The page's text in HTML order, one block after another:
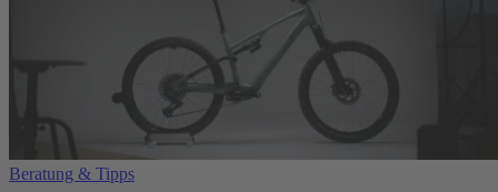
Beratung & Tipps